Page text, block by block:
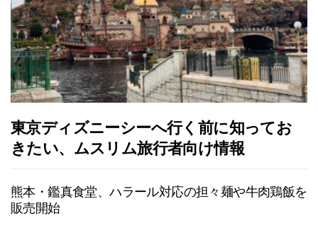
東京ディズニーシーへ行く前に知ってお
きたい、ムスリム旅行者向け情報
熊本・鑑真食堂、ハラール対応の担々麺や牛肉鶏飯を
販売開始